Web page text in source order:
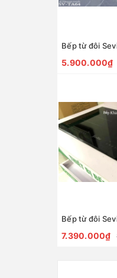
5.900.000₫
7.390.000₫